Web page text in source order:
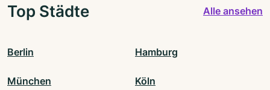
Top Städte Alle ansehen
Berlin Hamburg
München Köln